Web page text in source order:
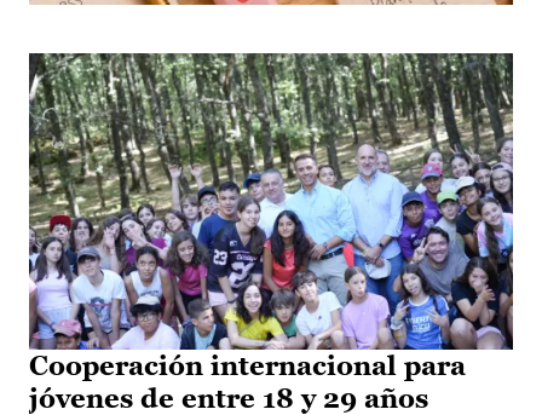
Cooperación internacional para
jóvenes de entre 18 y 29 años